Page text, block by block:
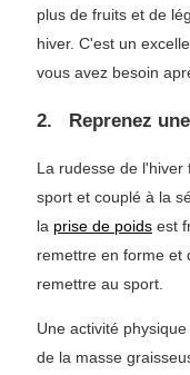
plus de fruits et de
hiver. C'est un
vous avez besoin
2. Reprenez
La rudesse de l'hiver
sport et couplé à la
la prise de poids est
remettre en forme et
remettre au sport.
Une activité
de la masse